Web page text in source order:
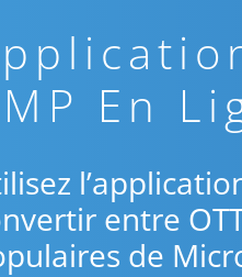
En
entre
de